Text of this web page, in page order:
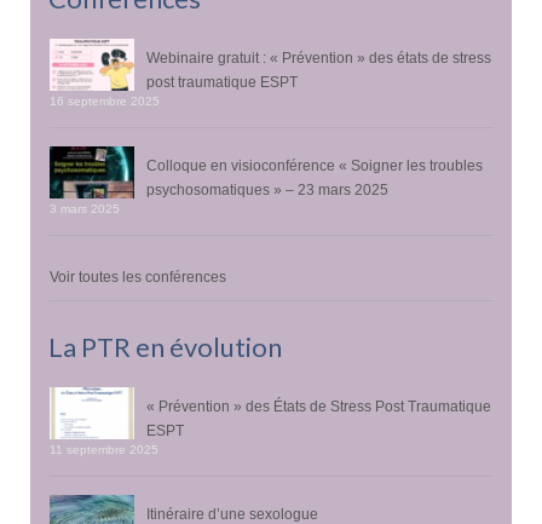
Webinaire gratuit : « Prévention » des états de stress
post traumatique ESPT
16 septembre 2025
Colloque en visioconférence « Soigner les troubles
psychosomatiques » – 23 mars 2025
3 mars 2025
Voir toutes les conférences
La PTR en évolution
« Prévention » des États de Stress Post Traumatique
ESPT
11 septembre 2025
Itinéraire d’une sexologue